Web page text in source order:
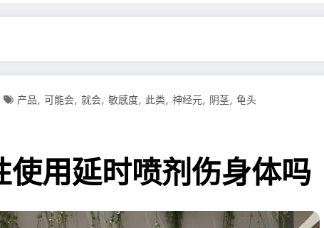
产品, 可能会, 就会, 敏感度, 此类, 神经元, 阴茎, 龟头
使用延时喷剂伤身体吗